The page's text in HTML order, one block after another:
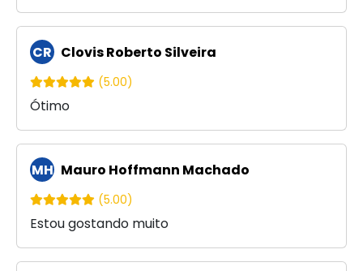
CR Clovis Roberto Silveira
(5.00)
Ótimo
MH Mauro Hoffmann Machado
(5.00)
Estou gostando muito